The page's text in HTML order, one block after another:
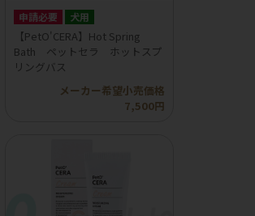
申請必要 犬用
【PetO'CERA】Hot Spring
Bath ペットセラ ホットスプ
リングバス
メーカー希望小売価格
7,500円